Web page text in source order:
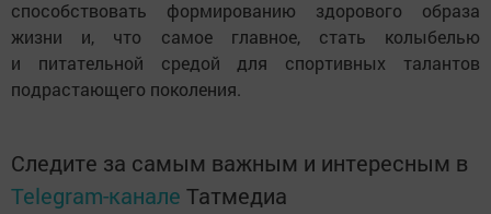
способствовать формированию здорового образа
жизни и, что самое главное, стать колыбелью
и питательной средой для спортивных талантов
подрастающего поколения.
Следите за самым важным и интересным в
Telegram-канале Татмедиа